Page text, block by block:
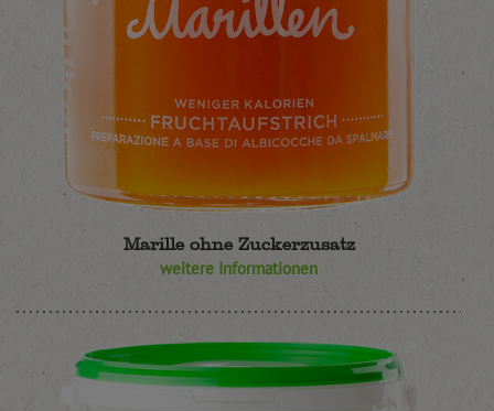
Marille ohne Zuckerzusatz
weitere Informationen